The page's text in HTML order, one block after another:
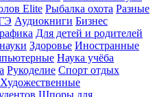
Elite Рыбалка охота Разные
Аудиокниги Бизнес
Для детей и родителей
Здоровье Иностранные
Наука учёба
Рукоделие Спорт отдых
Художественные
Шпоры для